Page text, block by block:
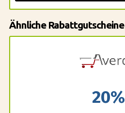
Ähnliche Rabattgutscheine
20%